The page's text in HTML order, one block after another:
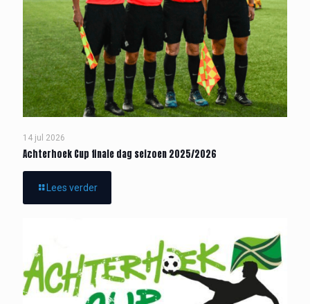
14 jul 2026
Achterhoek Cup finale dag seizoen 2025/2026
Lees verder